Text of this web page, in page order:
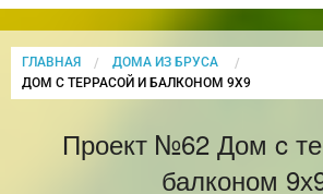
ГЛАВНАЯ
ДОМА ИЗ БРУСА
CURRENT:
ДОМ C ТЕРРАСОЙ И БАЛКОНОМ 9Х9
Проект №62 Дом c
балконом